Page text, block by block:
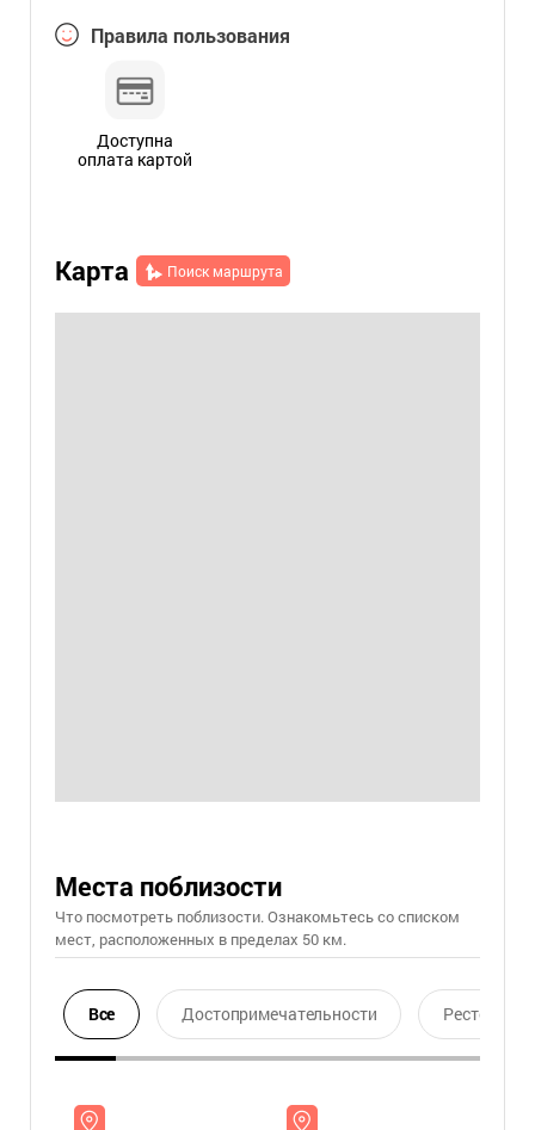
Правила пользования
Доступна
оплата картой
Карта Поиск маршрута
Места поблизости
Что посмотреть поблизости. Ознакомьтесь со списком
мест, расположенных в пределах 50 км.
Все Достопримечательности Ресторан